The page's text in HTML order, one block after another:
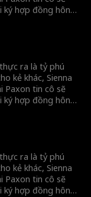
ký hợp đồng hôn
ra là tỷ phú
kẻ khác, Sienna
Paxon tin cô sẽ
ký hợp đồng hôn
ra là tỷ phú
kẻ khác, Sienna
Paxon tin cô sẽ
ký hợp đồng hôn